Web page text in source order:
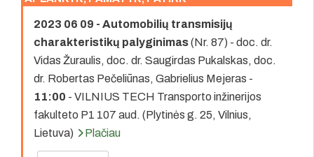
2023 06 09 - Automobilių transmisijų
charakteristikų palyginimas(Nr. 87) - doc. dr.
Vidas Žuraulis, doc. dr. Saugirdas Pukalskas, doc.
dr. Robertas Pečeliūnas, Gabrielius Mejeras -
11:00 - VILNIUS TECH Transporto inžinerijos
fakulteto P1 107 aud. (Plytinės g. 25, Vilnius,
Lietuva)
Plačiau